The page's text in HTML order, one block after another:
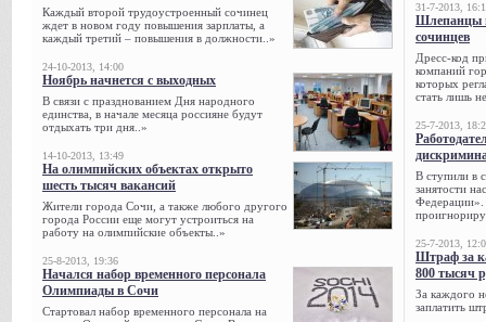
Каждый второй трудоустроенный сочинец
ждет в новом году повышения зарплаты, а
каждый третий – повышения в должности..»
24-10-2013, 14:00
Ноябрь начнется с выходных
В связи с празднованием Дня народного
единства, в начале месяца россияне будут
отдыхать три дня..»
14-10-2013, 13:49
На олимпийских объектах открыто
шесть тысяч вакансий
Жители города Сочи, а также любого другого
города России еще могут устроиться на
работу на олимпийские объекты..»
25-8-2013, 19:36
Начался набор временного персонала
Олимпиады в Сочи
Стартовал набор временного персонала на
31-7-2013,
Шлепанцы
сочинцев
Дресс-код
компаний
которых
стать лишь
25-7-2013,
В ступили в
занятости
Федерации».
25-7-2013,
Штраф за
800 тысяч
За каждого
заплатить